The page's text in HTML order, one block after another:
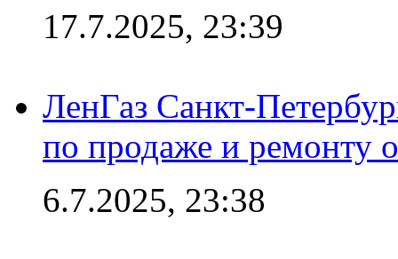
17.7.2025, 23:39
ЛенГаз Санкт-
по продаже и ремонту
6.7.2025, 23:38